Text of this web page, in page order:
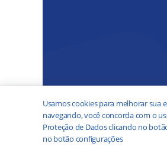
Usamos cookies para melhorar sua
navegando, você concorda com o
Proteção de Dados clicando no
no botão configurações